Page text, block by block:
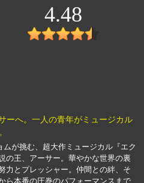
4.48
ーへ。一人の青年がミュージカル
ムが挑む、超大作ミュージカル『エク
の王、アーサー。華やかな世界の裏
力とプレッシャー。仲間との絆、そ
ら本番の圧巻のパフォーマンスまで